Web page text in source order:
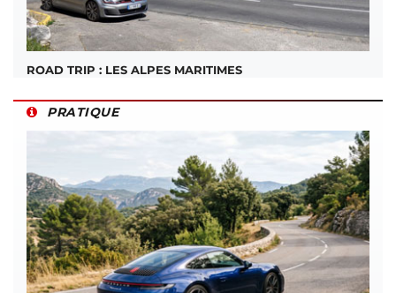
ROAD TRIP : LES ALPES MARITIMES
PRATIQUE